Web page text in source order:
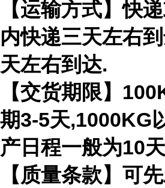
【运输方式】快
内快递三天左右
天左右到达.
【交货期限】
期3-5天,1000KG
产日程一般为10
【质量条款】可